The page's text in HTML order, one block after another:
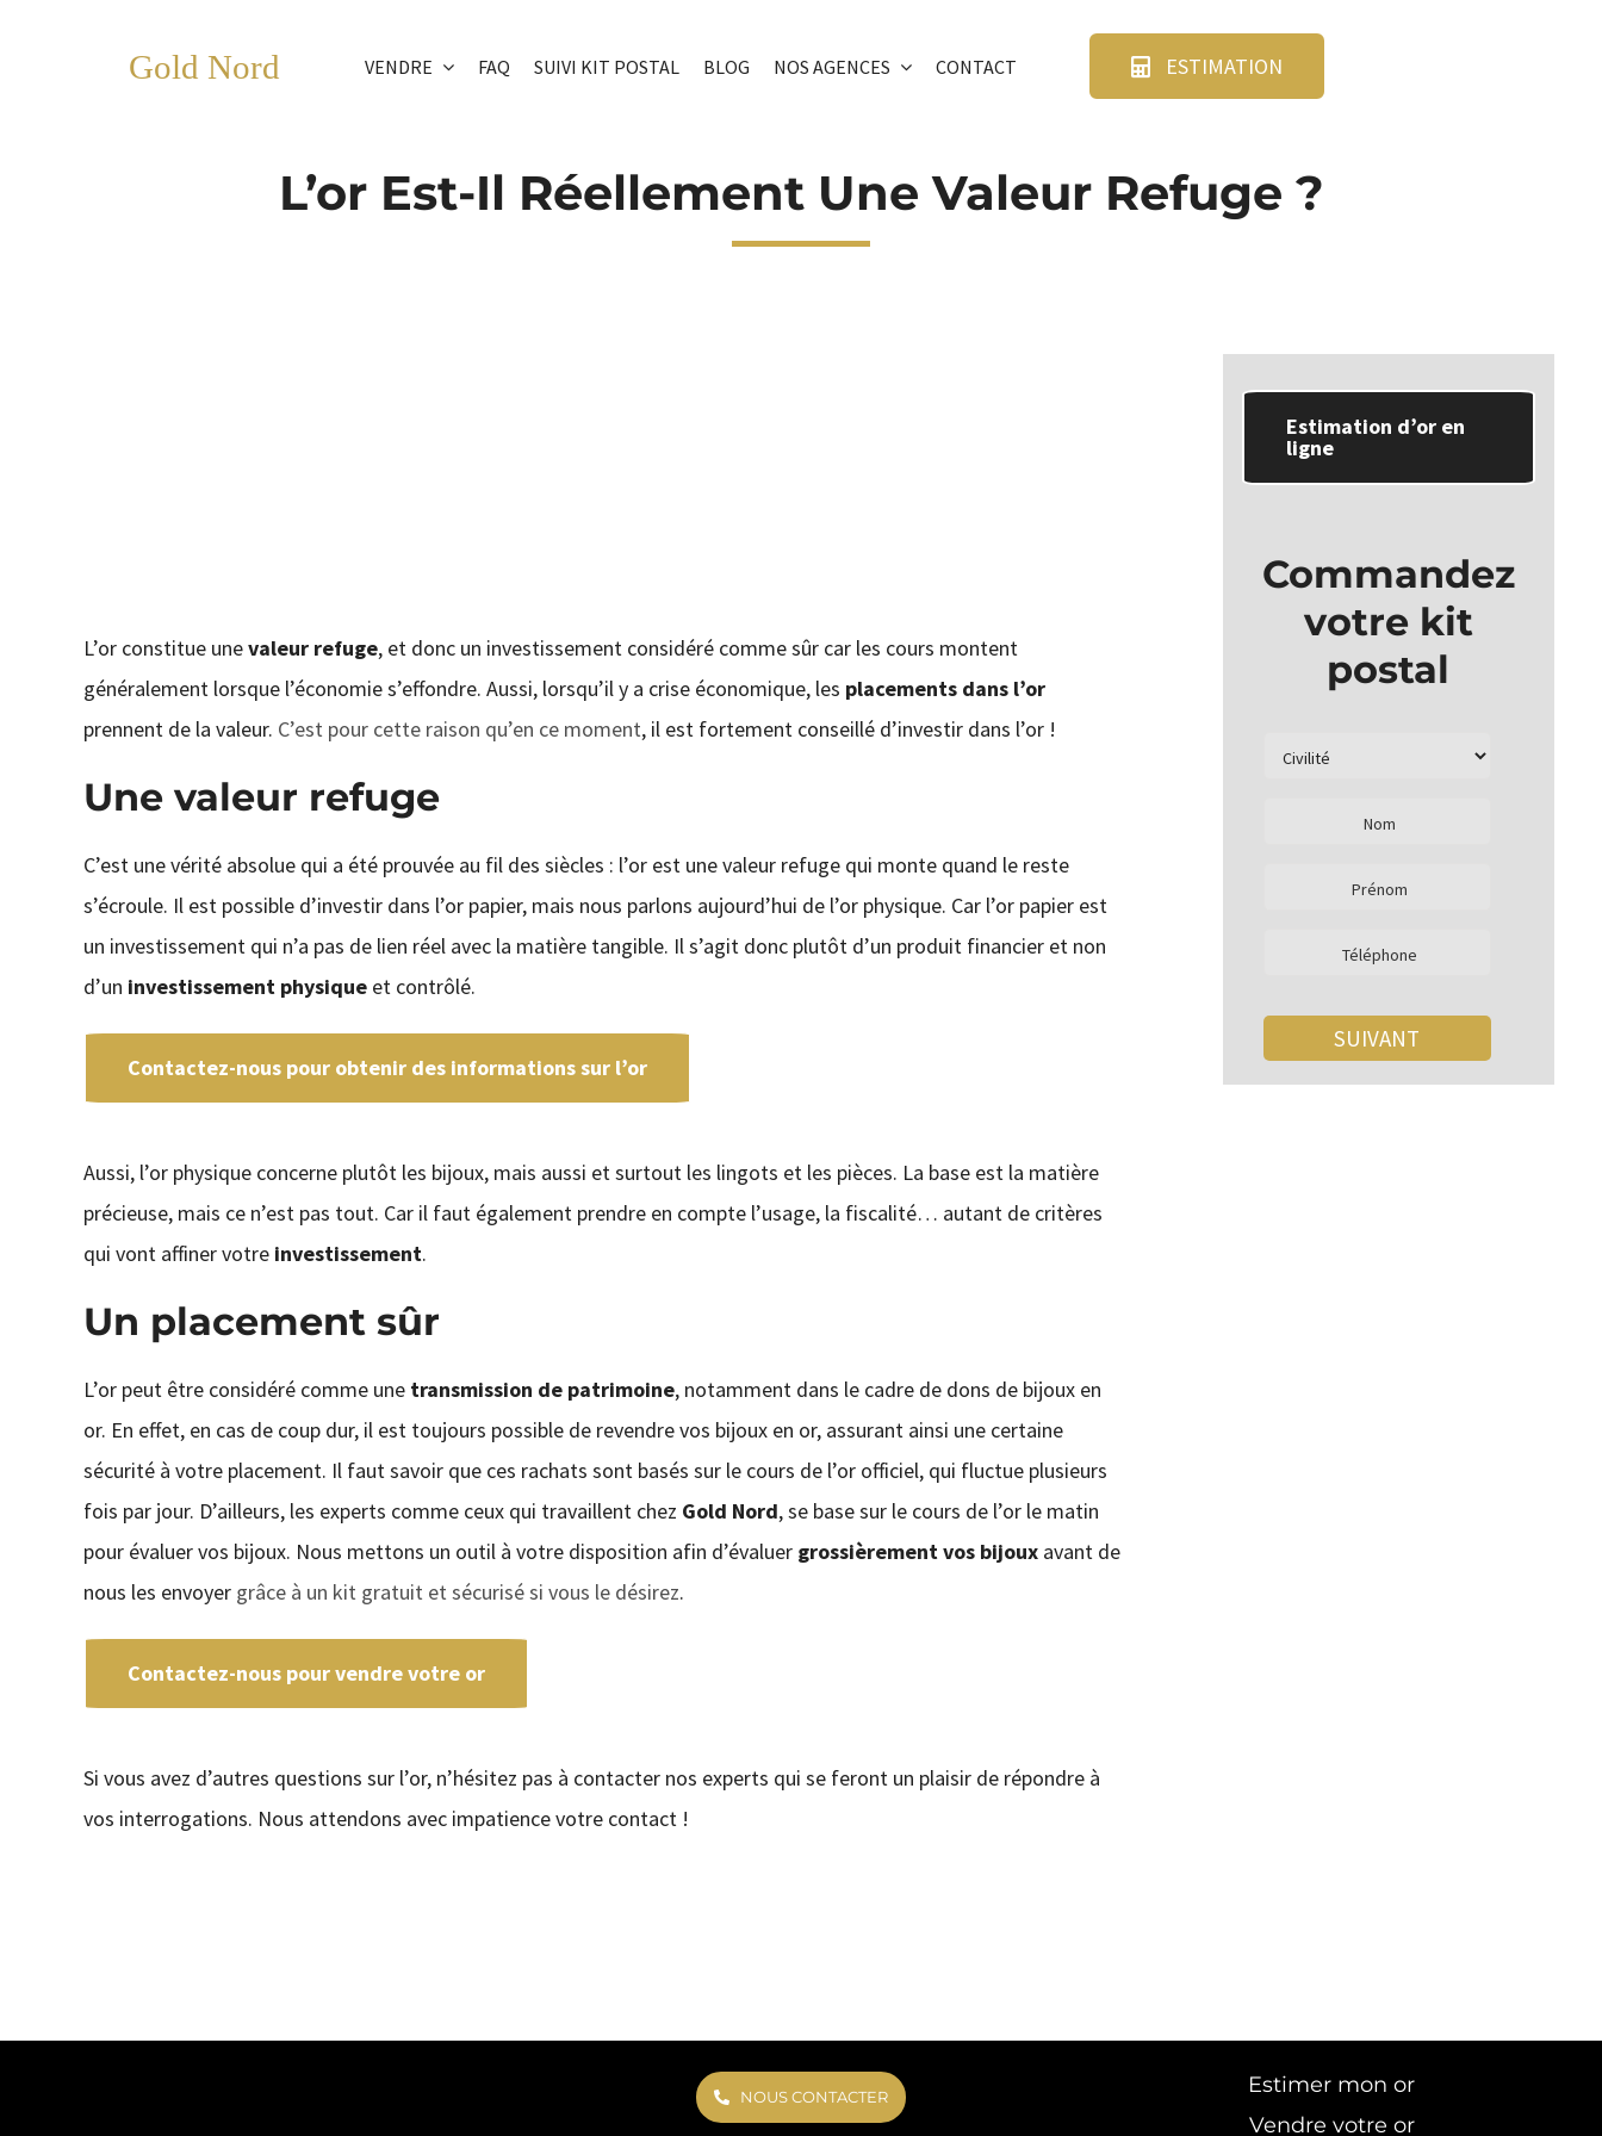
Gold Nord VENDRE FAQ SUIVI KIT POSTAL BLOG NOS AGENCES CONTACT ESTIMATION
L’or Est-Il Réellement Une Valeur Refuge ?
L’or constitue unevaleur refuge, et donc un investissement considéré comme sûr car les cours montent
généralement lorsque l’économie s’effondre. Aussi, lorsqu’il y a crise économique, les placements dans l’or
prennent de la valeur. C’est pour cette raison qu’en ce moment, il est fortement conseillé d’investir dans l’or !
Une valeur refuge
C’est une vérité absolue qui a été prouvée au fil des siècles : l’or est une valeur refuge qui monte quand le reste
s’écroule. Il est possible d’investir dans l’or papier, mais nous parlons aujourd’hui de l’or physique. Car l’or papier est
un investissement qui n’a pas de lien réel avec la matière tangible. Il s’agit donc plutôt d’un produit financier et non
d’un investissement physiqueet contrôlé.
Contactez-nous pour obtenir des informations sur l’or
Aussi, l’or physique concerne plutôt les bijoux, mais aussi et surtout les lingots et les pièces. La base est la matière
précieuse, mais ce n’est pas tout. Car il faut également prendre en compte l’usage, la fiscalité… autant de critères
qui vont affiner votre investissement.
Un placement sûr
L’or peut être considéré comme une transmission de patrimoine, notamment dans le cadre de dons de bijoux en
or. En effet, en cas de coup dur, il est toujours possible de revendre vos bijoux en or, assurant ainsi une certaine
sécurité à votre placement. Il faut savoir que ces rachats sont basés sur le cours de l’or officiel, qui fluctue plusieurs
fois par jour. D’ailleurs, les experts comme ceux qui travaillent chez Gold Nord, se base sur le cours de l’or le matin
pour évaluer vos bijoux. Nous mettons un outil à votre disposition afin d’évaluer grossièrement vos bijouxavant de
nous les envoyer grâce à un kit gratuit et sécurisé si vous le désirez.
Contactez-nous pour vendre votre or
Si vous avez d’autres questions sur l’or, n’hésitez pas à contacter nos experts qui se feront un plaisir de répondre à
vos interrogations. Nous attendons avec impatience votre contact !
Estimation d’or en
ligne
Commandez
votre kit
postal
NOUS CONTACTER
Estimer mon or
Vendre votre or